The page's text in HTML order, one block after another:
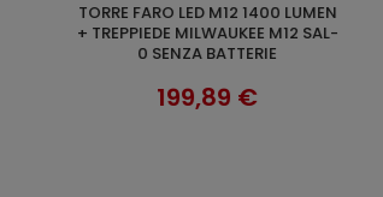
AGGIUNGI AL CARRELLO
TORRE FARO LED M12 1400 LUMEN
+ TREPPIEDE MILWAUKEE M12 SAL-
0 SENZA BATTERIE
199,89 €